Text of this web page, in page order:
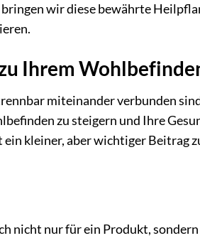
wir diese bewährte
Ihrem
miteinander verbunden
zu steigern und Ihre
kleiner, aber wichtiger Beitrag
nicht nur für ein Produkt,